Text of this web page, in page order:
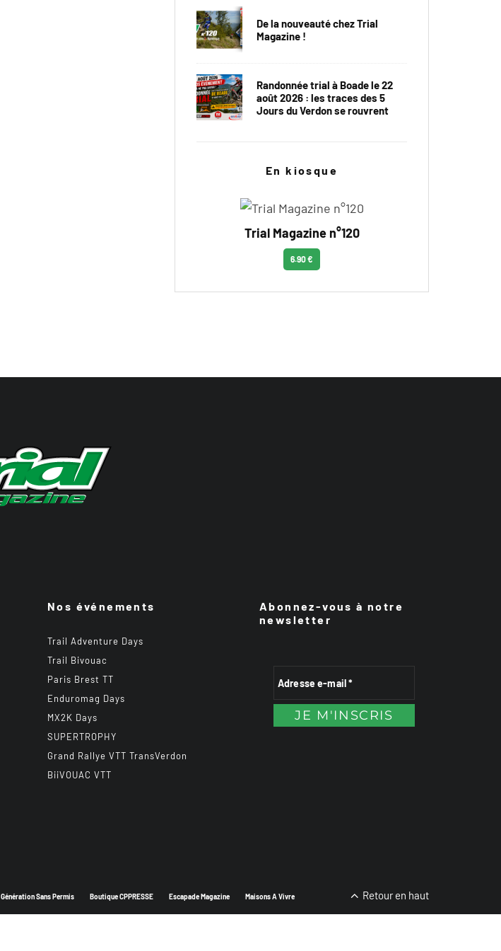
De la nouveauté chez Trial
Magazine !
Randonnée trial à Boade le 22
août 2026 : les traces des 5
Jours du Verdon se rouvrent
En kiosque
Trial Magazine n°120
6.90 €
Nos événements
Trail Adventure Days
Trail Bivouac
Paris Brest TT
Enduromag Days
MX2K Days
SUPERTROPHY
Grand Rallye VTT TransVerdon
BiiVOUAC VTT
Abonnez-vous à notre
newsletter
Génération Sans Permis Boutique CPPRESSE Escapade Magazine Maisons A Vivre Retour en haut